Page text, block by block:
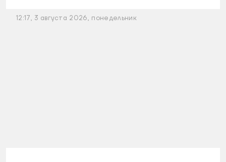
12:17, 3 августа 2026, понедельник